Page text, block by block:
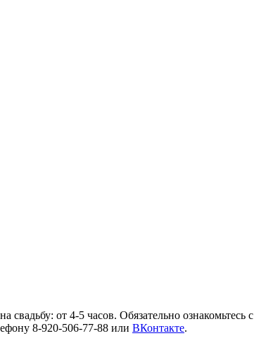
от 4-5 часов. Обязательно ознакомьтесь с
8-920-506-77-88 или ВКонтакте.